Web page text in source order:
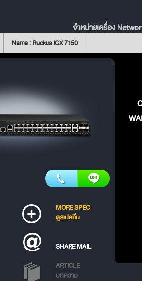
จำหน่ายเครื่อง
Name : Ruckus ICX 7150
MORE SPEC
ดูสเปคอื่น
SHARE MAIL
ARTICLE
บทความ